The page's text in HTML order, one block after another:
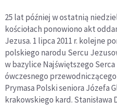
25 lat później w ostatnią
kościołach ponowiono akt
Jezusa. 1 lipca 2011 r. kolejne
polskiego narodu Sercu
w bazylice Najświętszego Serca
ówczesnego
Prymasa Polski seniora Józefa
krakowskiego kard. Stanisława